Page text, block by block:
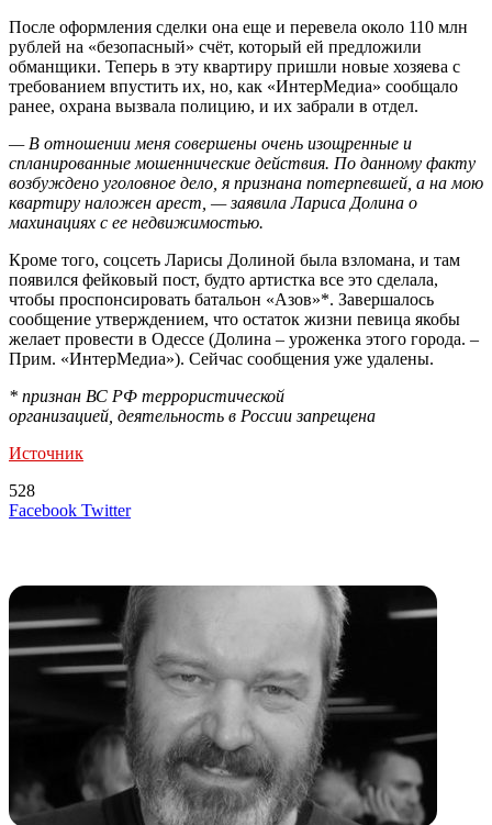
После оформления сделки она еще и перевела около 110 млн
рублей на «безопасный» счёт, который ей предложили
обманщики. Теперь в эту квартиру пришли новые хозяева с
требованием впустить их, но, как «ИнтерМедиа» сообщало
ранее, охрана вызвала полицию, и их забрали в отдел.
— В отношении меня совершены очень изощренные и
спланированные мошеннические действия. По данному факту
возбуждено уголовное дело, я признана потерпевшей, а на мою
квартиру наложен арест, — заявила Лариса Долина о
махинациях с ее недвижимостью.
Кроме того, соцсеть Ларисы Долиной была взломана, и там
появился фейковый пост, будто артистка все это сделала,
чтобы проспонсировать батальон «Азов»*. Завершалось
сообщение утверждением, что остаток жизни певица якобы
желает провести в Одессе (Долина – уроженка этого города. –
Прим. «ИнтерМедиа»). Сейчас сообщения уже удалены.
* признан ВС РФ террористической
организацией, деятельность в России запрещена
Источник
528
Facebook TwitterLinkedIn
Tumblr
Reddit
Вконтакте
Одноклассники
Skype
Messenger
Messenger
WhatsApp
Telegram
Viber
Line
Поделиться
Печатать